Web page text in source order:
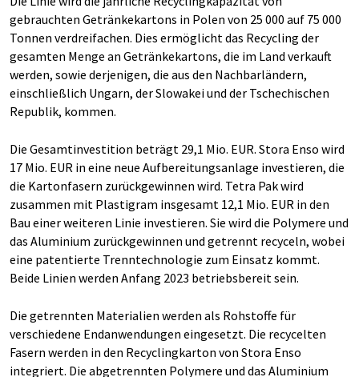
gebrauchten Getränkekartons in Polen von 25 000 auf 75 000
Tonnen verdreifachen. Dies ermöglicht das Recycling der
gesamten Menge an Getränkekartons, die im Land verkauft
werden, sowie derjenigen, die aus den Nachbarländern,
einschließlich Ungarn, der Slowakei und der Tschechischen
Republik, kommen.
Die Gesamtinvestition beträgt 29,1 Mio. EUR. Stora Enso wird
17 Mio. EUR in eine neue Aufbereitungsanlage investieren, die
die Kartonfasern zurückgewinnen wird. Tetra Pak wird
zusammen mit Plastigram insgesamt 12,1 Mio. EUR in den
Bau einer weiteren Linie investieren. Sie wird die Polymere und
das Aluminium zurückgewinnen und getrennt recyceln, wobei
eine patentierte Trenntechnologie zum Einsatz kommt.
Beide Linien werden Anfang 2023 betriebsbereit sein.
Die getrennten Materialien werden als Rohstoffe für
verschiedene Endanwendungen eingesetzt. Die recycelten
Fasern werden in den Recyclingkarton von Stora Enso
integriert. Die abgetrennten Polymere und das Aluminium